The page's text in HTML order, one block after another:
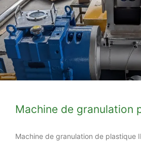
Machine de granulation
Machine de granulation de plastique